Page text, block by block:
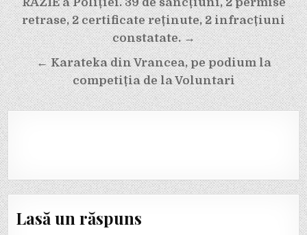
în
articole
retrase, 2 certificate reținute, 2 infracțiuni
constatate. →
← Karateka din Vrancea, pe podium la
competiția de la Voluntari
Lasă un răspuns